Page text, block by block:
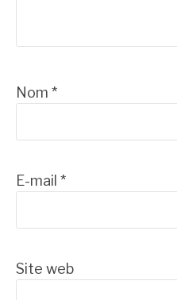
Nom *
E-mail *
Site web